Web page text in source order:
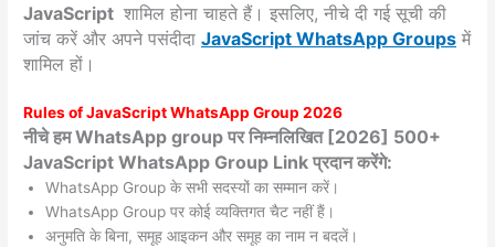
JavaScript शामिल होना चाहते हैं। इसलिए, नीचे दी गई सूची की
जांच करें और अपने पसंदीदाJavaScriptWhatsApp Groups में
शामिल हों।
Rules of JavaScript WhatsApp Group 2026
नीचे हम WhatsApp group पर निम्नलिखित [2026] 500+
JavaScript WhatsApp Group Link प्रदान करेंगे:
WhatsApp Group के सभी सदस्यों का सम्मान करें।
WhatsApp Group पर कोई व्यक्तिगत चैट नहीं हैं।
अनुमति के बिना, समूह आइकन और समूह का नाम न बदलें।